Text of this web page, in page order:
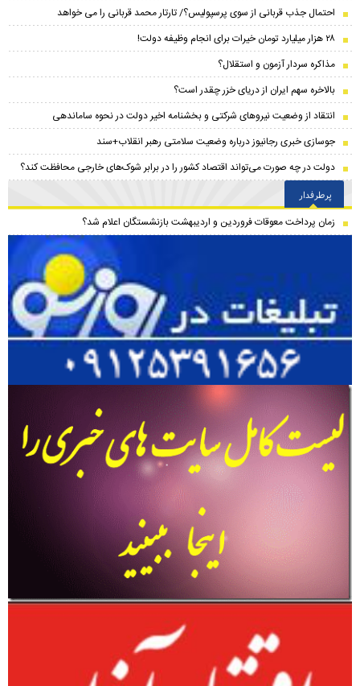
احتمال جذب قربانی از سوی پرسپولیس؟/ تارتار محمد قربانی را می خواهد
۲۸ هزار میلیارد تومان خیرات برای انجام وظیفه دولت!
مذاکره سردار آزمون و استقلال؟
بالاخره سهم ایران از دریای خزر چقدر است؟
انتقاد از وضعیت نیروهای شرکتی و بخشنامه اخیر دولت در نحوه ساماندهی
جوسازی خبری رجانیوز درباره وضعیت سلامتی رهبر انقلاب+سند
دولت در چه صورت می‌تواند اقتصاد کشور را در برابر شوک‌های خارجی محافظت کند؟
پرطرفدار
زمان پرداخت معوقات فروردین و اردیبهشت بازنشستگان اعلام شد؟